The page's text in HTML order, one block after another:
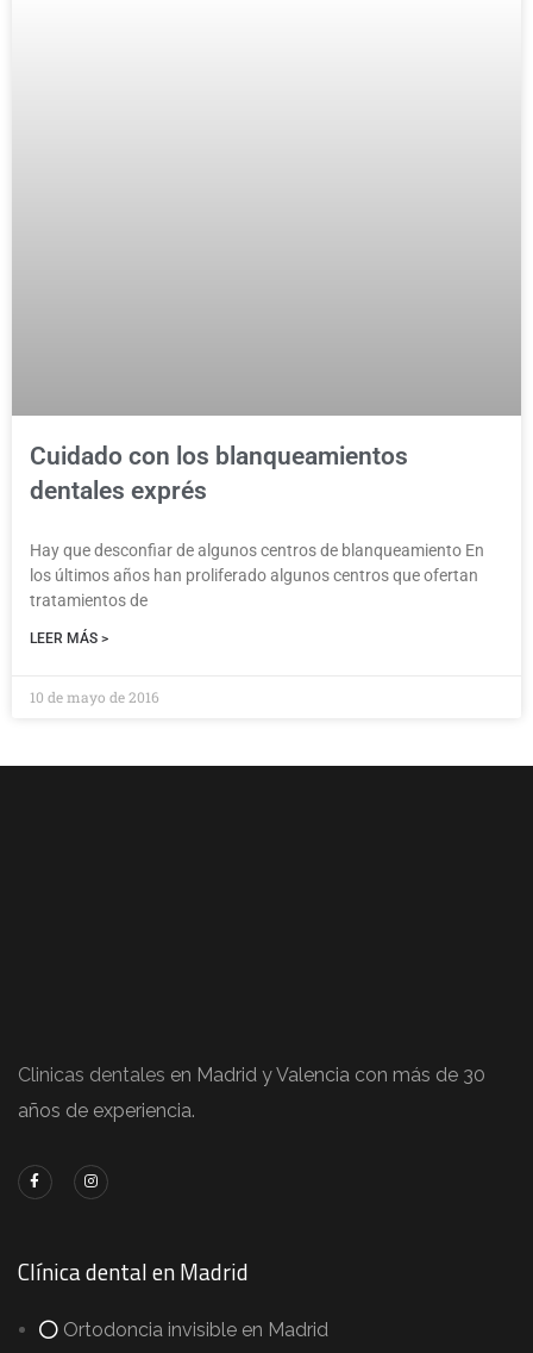
Cuidado con los blanqueamientos
dentales exprés
Hay que desconfiar de algunos centros de blanqueamiento En
los últimos años han proliferado algunos centros que ofertan
tratamientos de
LEER MÁS >
10 de mayo de 2016
Clinicas dentales en Madrid y Valencia con más de 30
años de experiencia.
Clínica dental en Madrid
Ortodoncia invisible en Madrid